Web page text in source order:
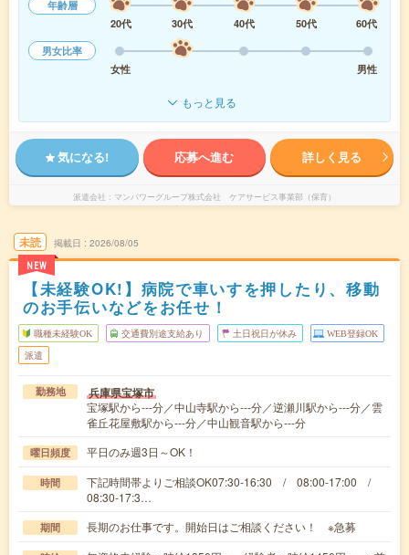
年齢層
20代
30代 40代 50代
60代
男女比率
女性
男性
もっと見る
気になる! 応募へ進む 詳しく見る
派遣会社 マンパワーグループ株式会社 ケアサービス事業部（保育）
未読
NEW
掲載日 2026/08/05
【未経験OK!】病院で車いすを押したり、移動
のお手伝いなどをお任せ！
職種未経験OK 交通費別途支給あり 土日祝日が休み WEB登録OK
派遣
勤務地 兵庫県宝塚市
宝塚駅から---分／中山寺駅から---分／逆瀬川駅から---分／雲
雀丘花屋敷駅から---分／中山観音駅から---分
曜日頻度 平日のみ週3日～OK！
時間
下記時間帯よりご相談OK07:30-16:30 / 08:00-17:00 /
08:30-17:3…
期間 長期のお仕事です。開始日はご相談ください！ ※急募